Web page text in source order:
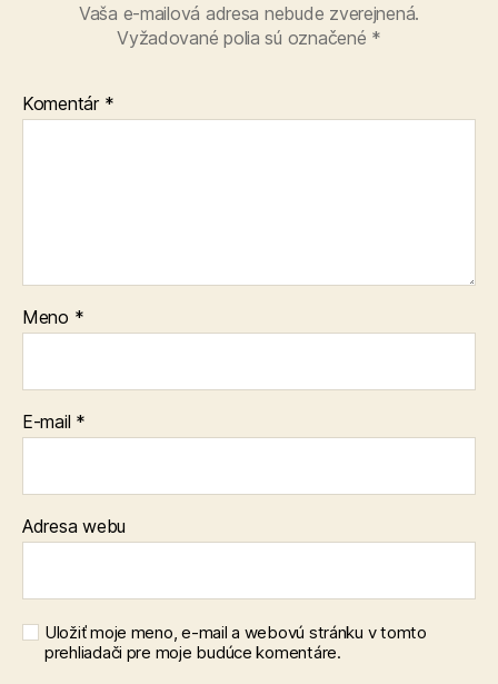
Vaša e-mailová adresa nebude zverejnená.
Vyžadované polia sú označené *
Komentár *
Meno *
E-mail *
Adresa webu
Uložiť moje meno, e-mail a webovú stránku v tomto
prehliadači pre moje budúce komentáre.